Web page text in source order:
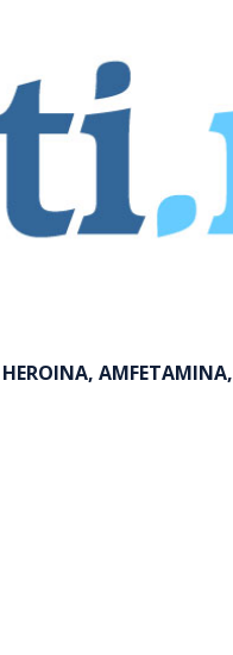
AMFETAMINA,